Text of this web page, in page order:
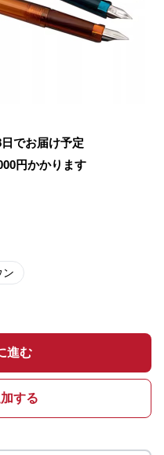
でお届け予定
円かかります
ン
進む
する